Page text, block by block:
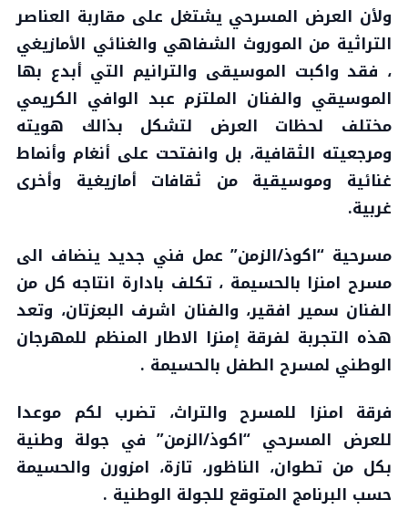
ولأن العرض المسرحي يشتغل على مقاربة العناصر
التراثية من الموروث الشفاهي والغنائي الأمازيغي
، فقد واكبت الموسيقى والترانيم التي أبدع بها
الموسيقي والفنان الملتزم عبد الوافي الكريمي
مختلف لحظات العرض لتشكل بذالك هويته
ومرجعيته الثقافية، بل وانفتحت على أنغام وأنماط
غنائية وموسيقية من ثقافات أمازيغية وأخرى
غربية.
مسرحية “اكوذ/الزمن” عمل فني جديد ينضاف الى
مسرح امنزا بالحسيمة ، تكلف بادارة انتاجه كل من
الفنان سمير افقير، والفنان اشرف البعزتان، وتعد
هذه التجربة لفرقة إمنزا الاطار المنظم للمهرجان
الوطني لمسرح الطفل بالحسيمة .
فرقة امنزا للمسرح والتراث، تضرب لكم موعدا
للعرض المسرحي “اكوذ/الزمن” في جولة وطنية
بكل من تطوان، الناظور، تازة، امزورن والحسيمة
حسب البرنامج المتوقع للجولة الوطنية .